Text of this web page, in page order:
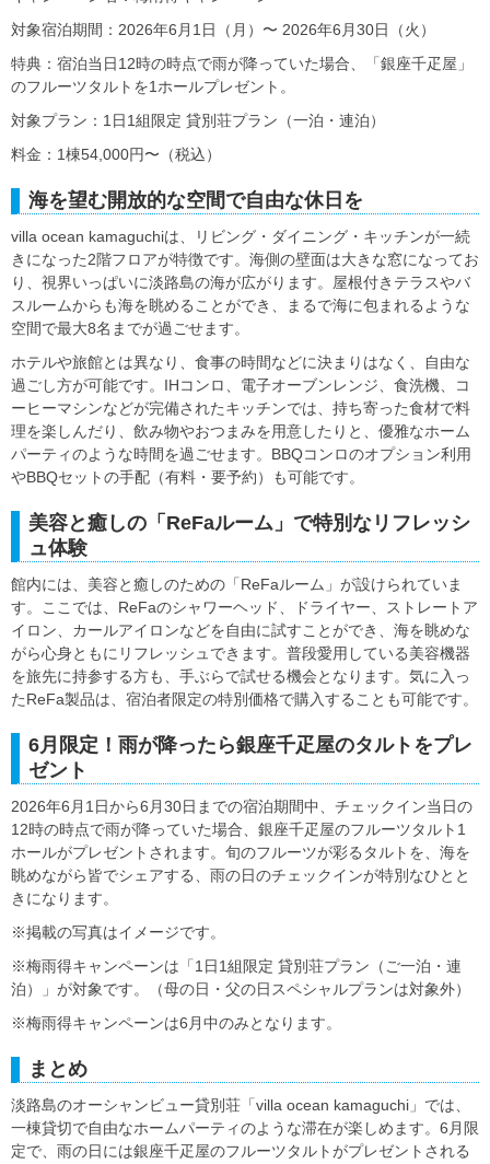
対象宿泊期間：2026年6月1日（月）〜 2026年6月30日（火）
特典：宿泊当日12時の時点で雨が降っていた場合、「銀座千疋屋」
のフルーツタルトを1ホールプレゼント。
対象プラン：1日1組限定 貸別荘プラン（一泊・連泊）
料金：1棟54,000円〜（税込）
海を望む開放的な空間で自由な休日を
villa ocean kamaguchiは、リビング・ダイニング・キッチンが一続
きになった2階フロアが特徴です。海側の壁面は大きな窓になってお
り、視界いっぱいに淡路島の海が広がります。屋根付きテラスやバ
スルームからも海を眺めることができ、まるで海に包まれるような
空間で最大8名までが過ごせます。
ホテルや旅館とは異なり、食事の時間などに決まりはなく、自由な
過ごし方が可能です。IHコンロ、電子オーブンレンジ、食洗機、コ
ーヒーマシンなどが完備されたキッチンでは、持ち寄った食材で料
理を楽しんだり、飲み物やおつまみを用意したりと、優雅なホーム
パーティのような時間を過ごせます。BBQコンロのオプション利用
やBBQセットの手配（有料・要予約）も可能です。
美容と癒しの「ReFaルーム」で特別なリフレッシ
ュ体験
館内には、美容と癒しのための「ReFaルーム」が設けられていま
す。ここでは、ReFaのシャワーヘッド、ドライヤー、ストレートア
イロン、カールアイロンなどを自由に試すことができ、海を眺めな
がら心身ともにリフレッシュできます。普段愛用している美容機器
を旅先に持参する方も、手ぶらで試せる機会となります。気に入っ
たReFa製品は、宿泊者限定の特別価格で購入することも可能です。
6月限定！雨が降ったら銀座千疋屋のタルトをプレ
ゼント
2026年6月1日から6月30日までの宿泊期間中、チェックイン当日の
12時の時点で雨が降っていた場合、銀座千疋屋のフルーツタルト1
ホールがプレゼントされます。旬のフルーツが彩るタルトを、海を
眺めながら皆でシェアする、雨の日のチェックインが特別なひとと
きになります。
※掲載の写真はイメージです。
※梅雨得キャンペーンは「1日1組限定 貸別荘プラン（ご一泊・連
泊）」が対象です。（母の日・父の日スペシャルプランは対象外）
※梅雨得キャンペーンは6月中のみとなります。
まとめ
淡路島のオーシャンビュー貸別荘「villa ocean kamaguchi」では、
一棟貸切で自由なホームパーティのような滞在が楽しめます。6月限
定で、雨の日には銀座千疋屋のフルーツタルトがプレゼントされる